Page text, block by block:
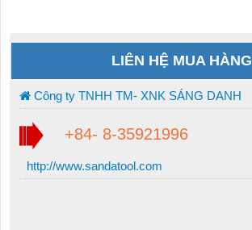
LIÊN HỆ MUA HÀNG
Công ty TNHH TM- XNK SÁNG DANH
+84- 8-35921996
http://www.sandatool.com